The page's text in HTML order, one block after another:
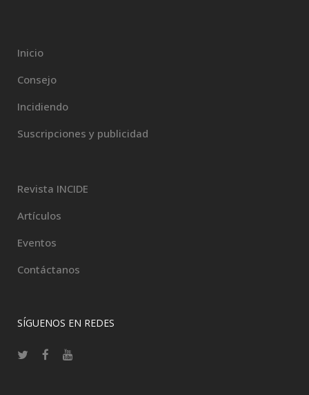
Inicio
Consejo
Incidiendo
Suscripciones y publicidad
Revista INCIDE
Artículos
Eventos
Contáctanos
SÍGUENOS EN REDES